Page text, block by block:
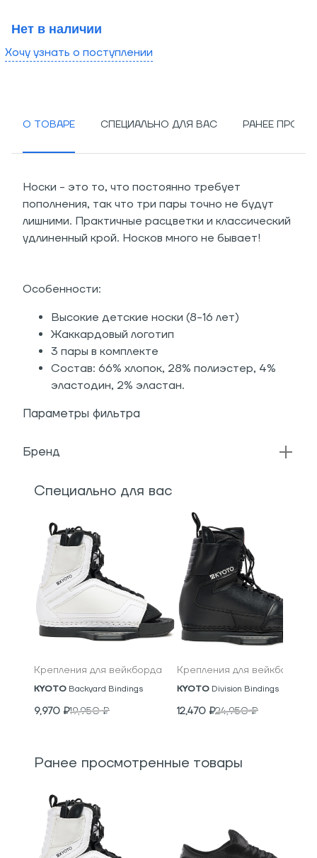
Нет в наличии
Хочу узнать о поступлении
О ТОВАРЕ СПЕЦИАЛЬНО ДЛЯ ВАС РАНЕЕ
Носки - это то, что постоянно требует
пополнения, так что три пары точно не будут
лишними. Практичные расцветки и классический
удлиненный крой. Носков много не бывает!
Особенности:
Высокие детские носки (8-16 лет)
Жаккардовый логотип
3 пары в комплекте
Состав: 66% хлопок, 28% полиэстер, 4%
эластодин, 2% эластан.
Параметры фильтра
Бренд
Специально для вас
Крепления для вейкборда
KYOTO Backyard Bindings
9,970 ₽19,950₽
Крепления для вейкборда
KYOTO Division Bindings
12,470 ₽24,950₽
Ранее просмотренные товары